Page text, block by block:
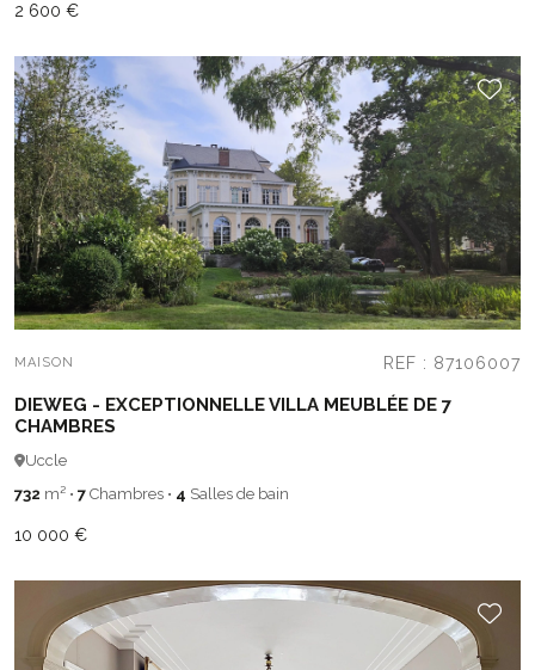
2 600 €
MAISON REF : 87106007
DIEWEG - EXCEPTIONNELLE VILLA MEUBLÉE DE 7
CHAMBRES
Uccle
732 m² • 7 Chambres • 4 Salles de bain
10 000 €